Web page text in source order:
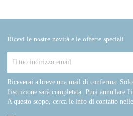
Ricevi le nostre novità e le offerte speciali
Riceverai a breve una mail di conferma.
l'iscrizione sarà completata. Puoi annullare
A questo scopo, cerca le info di contatto